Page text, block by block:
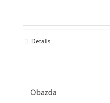
Details
Obazda